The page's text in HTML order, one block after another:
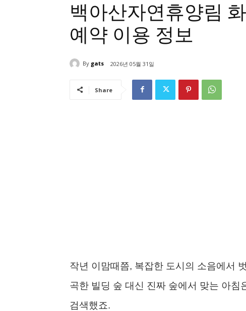
백아산자연휴양림
예약 이용 정보
By gats 2026년 05월 31일
Share
작년 이맘때쯤, 복잡한 도시의 소음에서
곡한 빌딩 숲 대신 진짜 숲에서 맞는 아침
검색했죠.